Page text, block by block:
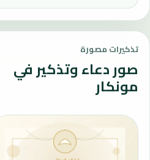
تذكيرات مصورة
صور دعاء وتذكير في
مونكار